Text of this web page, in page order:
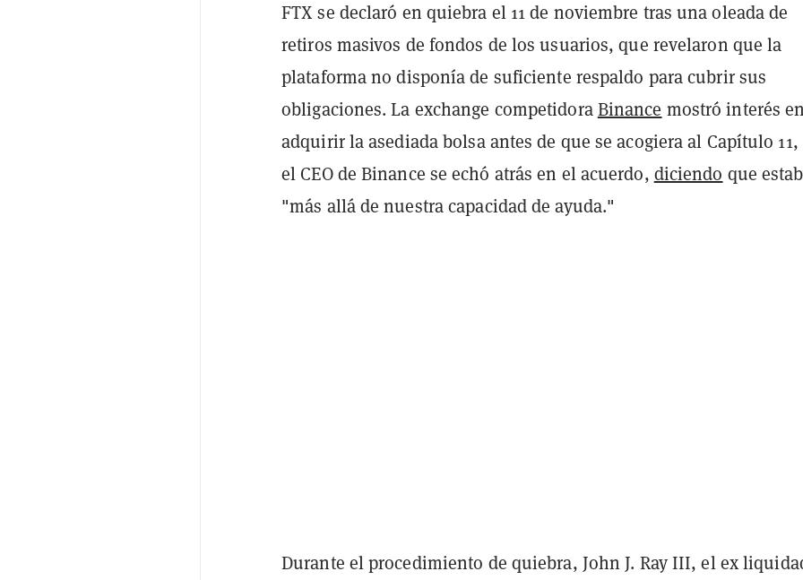
FTX se declaró en quiebra el 11 de noviembre tras una oleada de
retiros masivos de fondos de los usuarios, que revelaron que la
plataforma no disponía de suficiente respaldo para cubrir sus
obligaciones. La exchange competidoraBinance mostró interés
adquirir la asediada bolsa antes de que se acogiera al Capítulo
el CEO de Binance se echó atrás en el acuerdo, diciendo que
"más allá de nuestra capacidad de ayuda."
Durante el procedimiento de quiebra, John J. Ray III, el ex